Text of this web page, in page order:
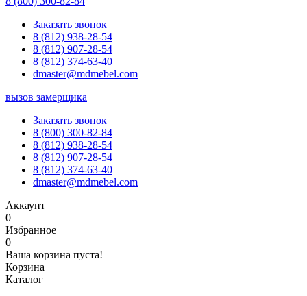
Заказать звонок
8 (812) 938-28-54
8 (812) 907-28-54
8 (812) 374-63-40
dmaster@mdmebel.com
вызов замерщика
Заказать звонок
8 (800) 300-82-84
8 (812) 938-28-54
8 (812) 907-28-54
8 (812) 374-63-40
dmaster@mdmebel.com
Аккаунт
0
Избранное
0
Ваша корзина пуста!
Корзина
Каталог